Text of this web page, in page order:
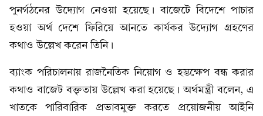
পুনর্গঠনের উদ্যোগ নেওয়া হয়েছে। বাজেটে বিদেশে পাচার
হওয়া অর্থ দেশে ফিরিয়ে আনতে কার্যকর উদ্যোগ গ্রহণের
কথাও উল্লেখ করেন তিনি।
ব্যাংক পরিচালনায় রাজনৈতিক নিয়োগ ও হস্তক্ষেপ বন্ধ করার
কথাও বাজেট বক্তৃতায় উল্লেখ করা হয়েছে। অর্থমন্ত্রী বলেন, এ
খাতকে পারিবারিক প্রভাবমুক্ত করতে প্রয়োজনীয় আইনি